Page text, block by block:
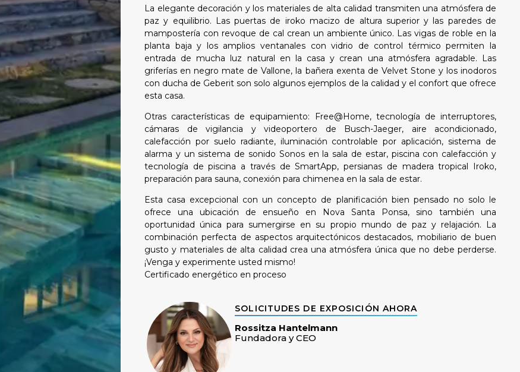
La elegante decoración y los materiales de alta calidad transmiten una atmósfera de
paz y equilibrio. Las puertas de iroko macizo de altura superior y las paredes de
mampostería con revoque de cal crean un ambiente único. Las vigas de roble en la
planta baja y los amplios ventanales con vidrio de control térmico permiten la
entrada de mucha luz natural en la casa y crean una atmósfera agradable. Las
griferías en negro mate de Vallone, la bañera exenta de Velvet Stone y los inodoros
con ducha de Geberit son solo algunos ejemplos de la calidad y el confort que ofrece
esta casa.
Otras características de equipamiento: Free@Home, tecnología de interruptores,
cámaras de vigilancia y videoportero de Busch-Jaeger, aire acondicionado,
calefacción por suelo radiante, iluminación controlable por aplicación, sistema de
alarma y un sistema de sonido Sonos en la sala de estar, piscina con calefacción y
tecnología de piscina a través de SmartApp, persianas de madera tropical Iroko,
preparación para sauna, conexión para chimenea en la sala de estar.
Esta casa excepcional con un concepto de planificación bien pensado no solo le
ofrece una ubicación de ensueño en Nova Santa Ponsa, sino también una
oportunidad única para sumergirse en su propio mundo de paz y relajación. La
combinación perfecta de aspectos arquitectónicos destacados, mobiliario de buen
gusto y materiales de alta calidad crea una atmósfera única que no debe perderse.
¡Venga y experimente usted mismo!
Certificado energético en proceso
SOLICITUDES DE EXPOSICIÓN AHORA
Rossitza Hantelmann
Fundadora y CEO